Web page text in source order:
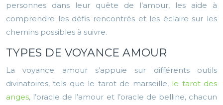
personnes dans leur quête de l’amour, les aide à
comprendre les défis rencontrés et les éclaire sur les
chemins possibles à suivre.
TYPES DE VOYANCE AMOUR
La voyance amour s’appuie sur différents outils
divinatoires, tels que le tarot de marseille, le tarot des
anges, l’oracle de l’amour et l’oracle de belline, chacun